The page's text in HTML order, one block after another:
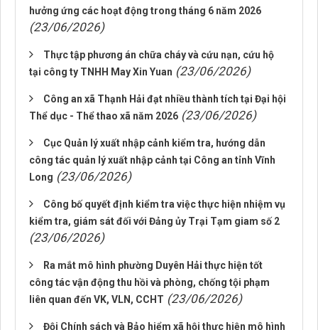
hưởng ứng các hoạt động trong tháng 6 năm 2026
(23/06/2026)
Thực tập phương án chữa cháy và cứu nạn, cứu hộ
tại công ty TNHH May Xin Yuan (23/06/2026)
Công an xã Thạnh Hải đạt nhiều thành tích tại Đại hội
Thể dục - Thể thao xã năm 2026 (23/06/2026)
Cục Quản lý xuất nhập cảnh kiểm tra, hướng dẫn
công tác quản lý xuất nhập cảnh tại Công an tỉnh Vĩnh
Long (23/06/2026)
Công bố quyết định kiểm tra việc thực hiện nhiệm vụ
kiểm tra, giám sát đối với Đảng ủy Trại Tạm giam số 2
(23/06/2026)
Ra mắt mô hình phường Duyên Hải thực hiện tốt
công tác vận động thu hồi và phòng, chống tội phạm
liên quan đến VK, VLN, CCHT (23/06/2026)
Đội Chính sách và Bảo hiểm xã hội thực hiện mô hình